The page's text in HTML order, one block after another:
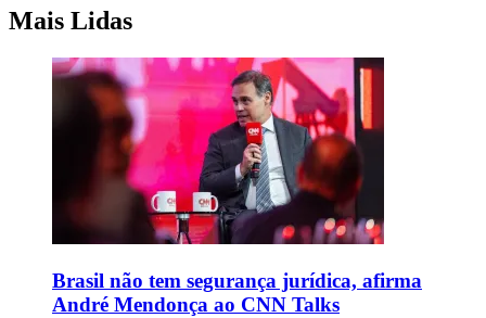
Mais Lidas
Brasil não tem segurança jurídica, afirma
André Mendonça ao CNN Talks